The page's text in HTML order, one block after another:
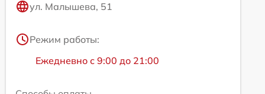
ул. Малышева, 51
Режим работы:
Ежедневно с 9:00 до 21:00